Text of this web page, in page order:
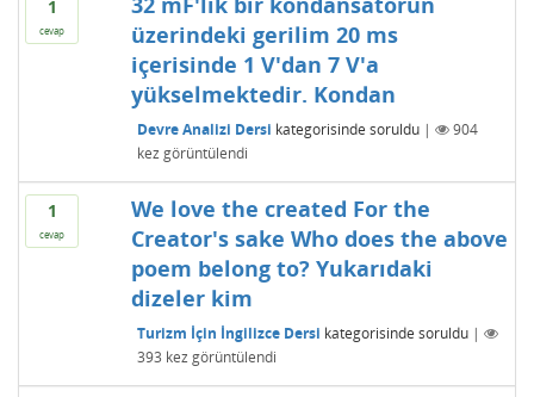
1
cevap
üzerindeki gerilim 20 ms
içerisinde 1 V'dan 7 V'a
yükselmektedir. Kondan
Devre Analizi Dersi kategorisinde soruldu |
904
kez görüntülendi
1
cevap
We love the created For the
Creator's sake Who does the above
poem belong to? Yukarıdaki
dizeler kim
Turizm İçin İngilizce Dersi kategorisinde soruldu |
393 kez görüntülendi